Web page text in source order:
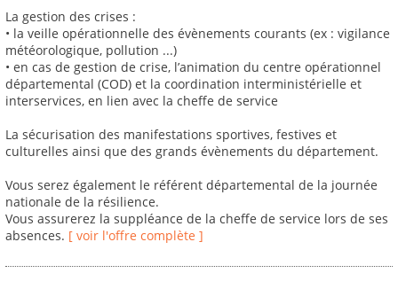
La gestion des crises :
• la veille opérationnelle des évènements courants (ex : vigilance
météorologique, pollution ...)
• en cas de gestion de crise, l’animation du centre opérationnel
départemental (COD) et la coordination interministérielle et
interservices, en lien avec la cheffe de service
La sécurisation des manifestations sportives, festives et
culturelles ainsi que des grands évènements du département.
Vous serez également le référent départemental de la journée
nationale de la résilience.
Vous assurerez la suppléance de la cheffe de service lors de ses
absences. [ voir l'offre complète ]